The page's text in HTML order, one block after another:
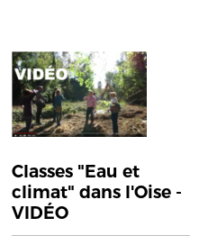
Classes "Eau et
climat" dans l'Oise -
VIDÉO